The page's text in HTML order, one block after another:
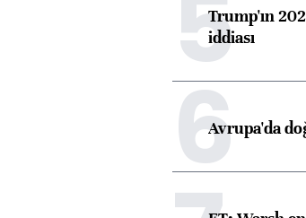
5Trump'ın
iddiası
6Avrupa'da